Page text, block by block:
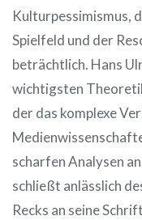
Kulturpessimismus,
Spielfeld und der
beträchtlich. Hans
wichtigsten
der das komplexe
scharfen Analysen
schließt anlässlich
Recks an seine